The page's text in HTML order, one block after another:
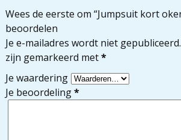
Wees de eerste om “Jumpsuit kort
beoordelen
Je e-mailadres wordt niet gepubliceerd.
zijn gemarkeerd met*
Je waardering
Je beoordeling*